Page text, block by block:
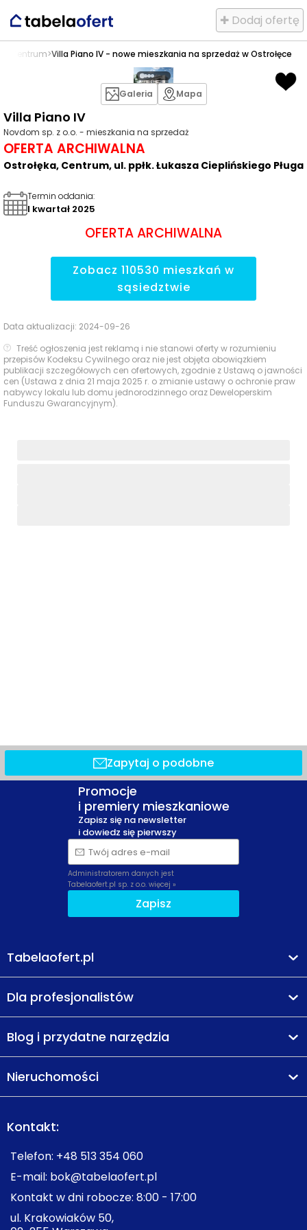
✚ Dodaj ofertę
Centrum>Villa Piano IV - nowe mieszkania na sprzedaż w Ostrołęce
Villa Piano IV
Novdom sp. z o.o. - mieszkania na sprzedaż
OFERTA ARCHIWALNA
Ostrołęka, Centrum, ul. ppłk. Łukasza Cieplińskiego Pługa
Galeria Mapa
Termin oddania:
I kwartał 2025
OFERTA ARCHIWALNA
Zobacz 110530 mieszkań w
sąsiedztwie
Data aktualizacji: 2024-09-26
Treść ogłoszenia jest reklamą i nie stanowi oferty w rozumieniu
przepisów Kodeksu Cywilnego oraz nie jest objęta obowiązkiem
publikacji szczegółowych cen ofertowych, zgodnie z Ustawą o jawności
cen (Ustawa z dnia 21 maja 2025 r. o zmianie ustawy o ochronie praw
nabywcy lokalu lub domu jednorodzinnego oraz Deweloperskim
Funduszu Gwarancyjnym).
Zapytaj o podobne
Promocje
i premiery mieszkaniowe
Zapisz się na newsletter
i dowiedz się pierwszy
Twój adres e-mail
Administratorem danych jest
Tabelaofert.pl sp. z o.o. więcej »
Zapisz
Tabelaofert.pl
Dla profesjonalistów
Blog i przydatne narzędzia
Nieruchomości
Kontakt:
Telefon: +48 513 354 060
E-mail: bok@tabelaofert.pl
Kontakt w dni robocze: 8:00 - 17:00
ul. Krakowiaków 50,